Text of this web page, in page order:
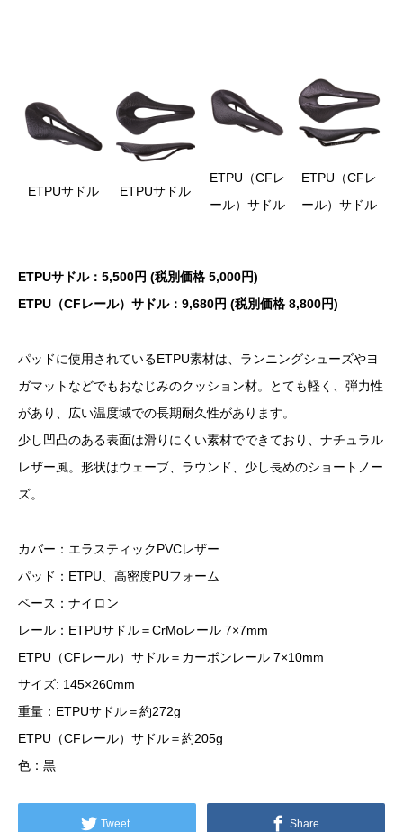
ETPUサドル ETPUサドル
ETPU（CFレ
ール）サドル
ETPU（CFレ
ール）サドル
ETPUサドル：5,500円 (税別価格 5,000円)
ETPU（CFレール）サドル：9,680円 (税別価格 8,800円)
パッドに使用されているETPU素材は、ランニングシューズやヨ
ガマットなどでもおなじみのクッション材。とても軽く、弾力性
があり、広い温度域での長期耐久性があります。
少し凹凸のある表面は滑りにくい素材でできており、ナチュラル
レザー風。形状はウェーブ、ラウンド、少し長めのショートノー
ズ。
カバー：エラスティックPVCレザー
パッド：ETPU、高密度PUフォーム
ベース：ナイロン
レール：ETPUサドル＝CrMoレール 7×7mm
ETPU（CFレール）サドル＝カーボンレール 7×10mm
サイズ: 145×260mm
重量：ETPUサドル＝約272g
ETPU（CFレール）サドル＝約205g
色：黒
Tweet Share